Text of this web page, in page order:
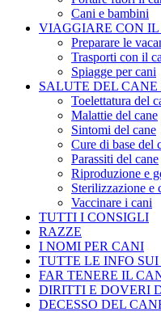
Cani e bambini
VIAGGIARE CON IL
Preparare le
Trasporti con il
Spiagge per cani
SALUTE DEL CANE
Toelettatura del
Malattie del cane
Sintomi del cane
Cure di base del
Parassiti del cane
Riproduzione e
Sterilizzazione e
Vaccinare i cani
TUTTI I CONSIGLI
RAZZE
I NOMI PER CANI
TUTTE LE INFO
FAR TENERE IL
DIRITTI E DOVERI
DECESSO DEL